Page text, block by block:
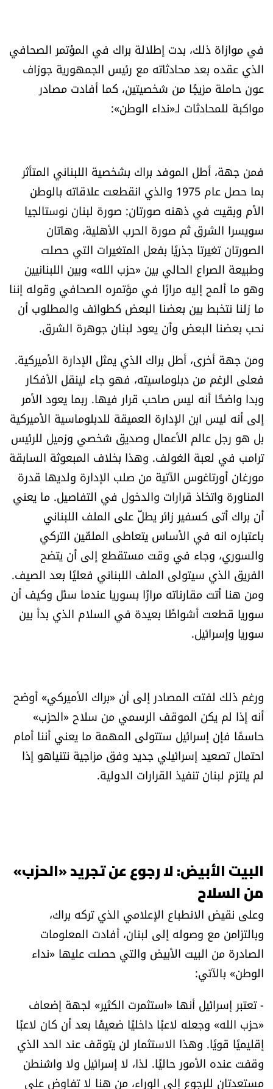
الصحافة الإسرائيلية
ثقافة وفنون
فصل من كتاب
كاميرا
سجالات
صحّة وصحن
الرياضة
منوّعات
حظّك اليوم
للتاريخ
فيديو
من نحن
للتواصل معنا
شروط الاستخدام
شروط الإشتراك
Digital solutions by
في موازاة ذلك، بدت إطلالة براك في المؤتمر الصحافي
الذي عقده بعد محادثاته مع رئيس الجمهورية جوزاف
عون حاملة مزيجًا من شخصيتين، كما أفادت مصادر
مواكبة للمحادثات لـ«نداء الوطن»:
فمن جهة، أطل الموفد براك بشخصية اللبناني المتأثر
بما حصل عام 1975 والذي انقطعت علاقاته بالوطن
الأم وبقيت في ذهنه صورتان: صورة لبنان نوستالجيا
سويسرا الشرق ثم صورة الحرب الأهلية، وهاتان
الصورتان تغيرتا جذريًا بفعل المتغيرات التي حصلت
وطبيعة الصراع الحالي بين «حزب الله» وبين اللبنانيين
وهو ما ألمح إليه مرارًا في مؤتمره الصحافي وقوله إننا
ما زلنا نتخبط بين بعضنا البعض كطوائف والمطلوب أن
نحب بعضنا البعض وأن يعود لبنان جوهرة الشرق.
ومن جهة أخرى، أطل براك الذي يمثل الإدارة الأميركية.
فعلى الرغم من دبلوماسيته، فهو جاء لينقل الأفكار
وبدا واضحًا أنه ليس صاحب قرار فيها. ربما يعود الأمر
إلى أنه ليس ابن الإدارة العميقة للدبلوماسية الأميركية
بل هو رجل عالم الأعمال وصديق شخصي وزميل للرئيس
ترامب في لعبة الغولف. وهذا بخلاف المبعوثة السابقة
مورغان أورتاغوس الآتية من صلب الإدارة ولديها قدرة
المناورة واتخاذ قرارات والدخول في التفاصيل. ما يعني
أن براك أتى كسفير زائر يطلّ على الملف اللبناني
باعتباره انه في الأساس يتعاطى الملفّين التركي
والسوري، وجاء في وقت مستقطع إلى أن يتضح
الفريق الذي سيتولى الملف اللبناني فعليًا بعد الصيف.
ومن هنا أتت مقارناته مرارًا بسوريا عندما سئل وكيف أن
سوريا قطعت أشواطًا بعيدة في السلام الذي بدأ بين
سوريا وإسرائيل.
ورغم ذلك لفتت المصادر إلى أن «براك الأميركي» أوضح
أنه إذا لم يكن الموقف الرسمي من سلاح «الحزب»
حاسمًا فإن إسرائيل ستتولى المهمة ما يعني أننا أمام
احتمال تصعيد إسرائيلي جديد وفق مزاجية نتنياهو إذا
لم يلتزم لبنان تنفيذ القرارات الدولية.
البيت الأبيض: لا رجوع عن تجريد «الحزب»
من السلاح
وعلى نقيض الانطباع الإعلامي الذي تركه براك،
وبالتزامن مع وصوله إلى لبنان، أفادت المعلومات
الصادرة من البيت الأبيض والتي حصلت عليها «نداء
الوطن» بالآتي:
- تعتبر إسرائيل أنها «استثمرت الكثير» لجهة إضعاف
«حزب الله» وجعله لاعبًا داخليًا ضعيفًا بعد أن كان لاعبًا
إقليميًا قويًا. وهذا الاستثمار لن يتوقف عند الحد الذي
وقفت عنده الأمور حاليًا. لذا، لا إسرائيل ولا واشنطن
مستعدتان للرجوع إلى الوراء، من هنا لا تفاوض على